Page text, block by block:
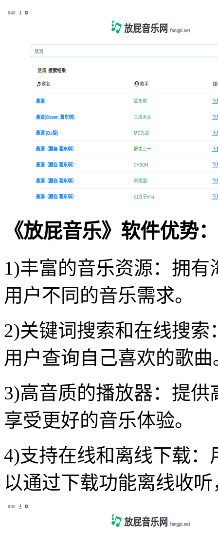
《放屁音乐》软件优势：
1)丰富的音乐资源：拥
用户不同的音乐需求。
2)关键词搜索和在线搜
用户查询自己喜欢的歌曲
3)高音质的播放器：提供
享受更好的音乐体验。
4)支持在线和离线下载
以通过下载功能离线收